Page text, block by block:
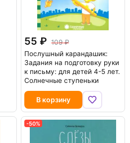
55
109
Послушный карандашик:
Задания на подготовку руки
к письму: для детей 4-5 лет.
Солнечные ступеньки
В корзину
-50%